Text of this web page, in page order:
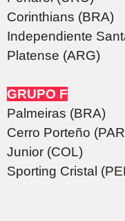
Corinthians (BRA)
Independiente
Platense (ARG)
GRUPO F
Palmeiras (BRA)
Cerro Porteño
Junior (COL)
Sporting Cristal